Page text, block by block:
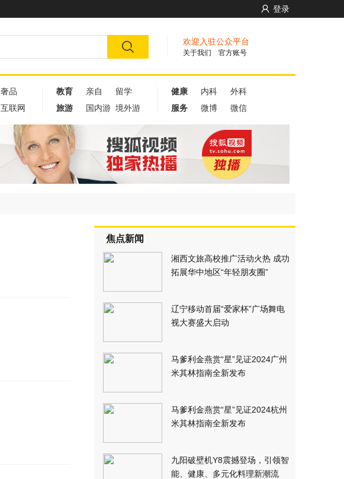
登录
欢迎入驻公众平台
关于我们 官方账号
奢品
互联网
教育 亲自
留学
旅游
国内游 境外游
健康 内科
外科
服务
微博 微信
焦点新闻
湘西文旅高校推广活动火热 成功
拓展华中地区“年轻朋友圈”
辽宁移动首届“爱家杯”广场舞电
视大赛盛大启动
马爹利金燕赏“星”见证2024广州
米其林指南全新发布
马爹利金燕赏“星”见证2024杭州
米其林指南全新发布
九阳破壁机Y8震撼登场，引领智
能、健康、多元化料理新潮流